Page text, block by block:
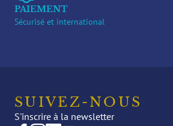
PAIEMENT
Sécurisé et international
SUIVEZ-NOUS
S'inscrire à la newsletter